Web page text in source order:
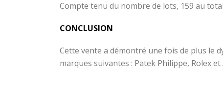
Compte tenu du nombre de lots, 159 au
CONCLUSION
Cette vente a démontré une fois de plus le
marques suivantes : Patek Philippe, Rolex